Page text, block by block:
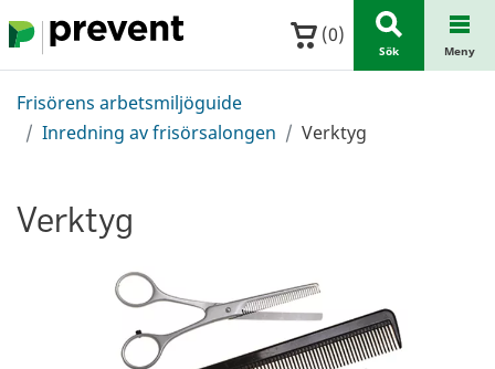
Hoppa till huvudinnehållet (0)
Sök Meny
Frisörens arbetsmiljöguide
Inredning av frisörsalongen
Verktyg
Verktyg